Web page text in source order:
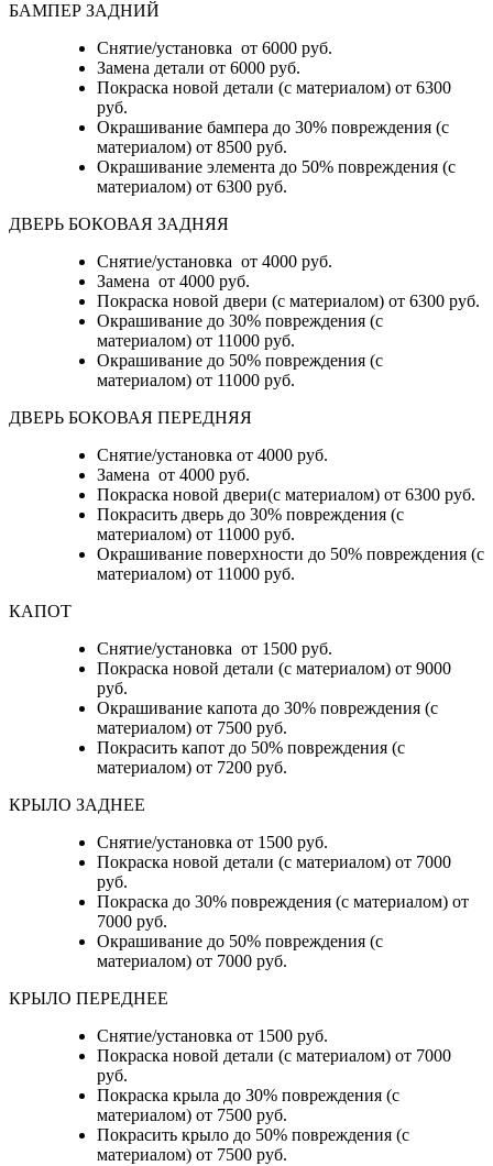
БАМПЕР ЗАДНИЙ
Снятие/установка от 6000 руб.
Замена детали от 6000 руб.
Покраска новой детали (с материалом) от 6300
руб.
Окрашивание бампера до 30% повреждения (с
материалом) от 8500 руб.
Окрашивание элемента до 50% повреждения (с
материалом) от 6300 руб.
ДВЕРЬ БОКОВАЯ ЗАДНЯЯ
Снятие/установка от 4000 руб.
Замена от 4000 руб.
Покраска новой двери (с материалом) от 6300 руб.
Окрашивание до 30% повреждения (с
материалом) от 11000 руб.
Окрашивание до 50% повреждения (с
материалом) от 11000 руб.
ДВЕРЬ БОКОВАЯ ПЕРЕДНЯЯ
Снятие/установка от 4000 руб.
Замена от 4000 руб.
Покраска новой двери(с материалом) от 6300 руб.
Покрасить дверь до 30% повреждения (с
материалом) от 11000 руб.
Окрашивание поверхности до 50% повреждения (с
материалом) от 11000 руб.
КАПОТ
Снятие/установка от 1500 руб.
Покраска новой детали (с материалом) от 9000
руб.
Окрашивание капота до 30% повреждения (с
материалом) от 7500 руб.
Покрасить капот до 50% повреждения (с
материалом) от 7200 руб.
КРЫЛО ЗАДНЕЕ
Снятие/установка от 1500 руб.
Покраска новой детали (с материалом) от 7000
руб.
Покраска до 30% повреждения (с материалом) от
7000 руб.
Окрашивание до 50% повреждения (с
материалом) от 7000 руб.
КРЫЛО ПЕРЕДНЕЕ
Снятие/установка от 1500 руб.
Покраска новой детали (с материалом) от 7000
руб.
Покраска крыла до 30% повреждения (с
материалом) от 7500 руб.
Покрасить крыло до 50% повреждения (с
материалом) от 7500 руб.